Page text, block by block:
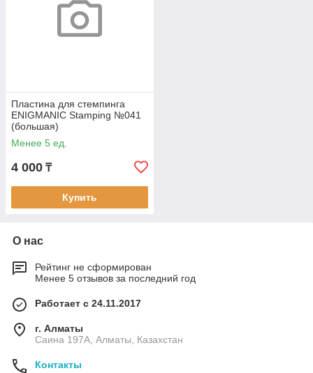
Пластина для стемпинга
ENIGMANIC Stamping №041
(большая)
Менее 5 ед.
4 000 ₸
Купить
О нас
Рейтинг не сформирован
Менее 5 отзывов за последний год
Работает с 24.11.2017
г. Алматы
Саина 197А, Алматы, Казахстан
Контакты